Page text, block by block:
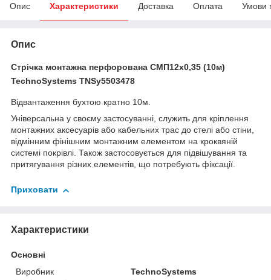
Опис Характеристики Доставка Оплата Умови
Опис
Стрічка монтажна перфорована СМП12х0,35 (10м)
TechnoSystems TNSy5503478
Відвантаження бухтою кратно 10м.
Універсальна у своєму застосуванні, служить для кріплення
монтажних аксесуарів або кабельних трас до стелі або стіни,
відмінним фінішним монтажним елементом на кроквяній
системі покрівлі. Також застосовується для підвішування та
притягування різних елементів, що потребують фіксації.
Приховати
Характеристики
Основні
Виробник
TechnoSystems